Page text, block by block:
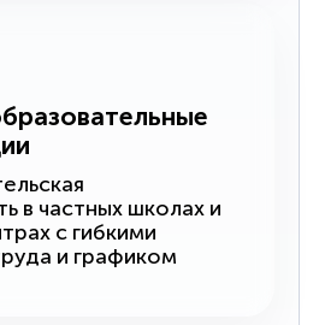
в частных школах и
с гибкими
и графиком